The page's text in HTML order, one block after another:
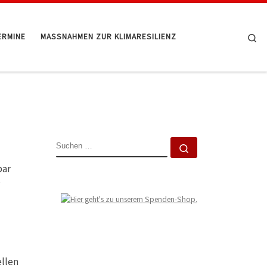
MASSNAHMEN ZUR KLIMARESILIENZ
SUCHE